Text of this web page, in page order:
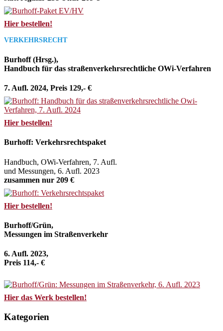
Hier bestellen!
VERKEHRSRECHT
Burhoff (Hrsg.),
Handbuch für das straßenverkehrsrechtliche OWi-Verfahren
7. Aufl. 2024, Preis 129,- €
Hier bestellen!
Burhoff: Verkehrsrechtspaket
Handbuch, OWi-Verfahren, 7. Aufl.
und Messungen, 6. Aufl. 2023
zusammen nur 209 €
Hier bestellen!
Burhoff/Grün,
Messungen im Straßenverkehr
6. Aufl. 2023,
Preis 114,- €
Hier das Werk bestellen!
Kategorien